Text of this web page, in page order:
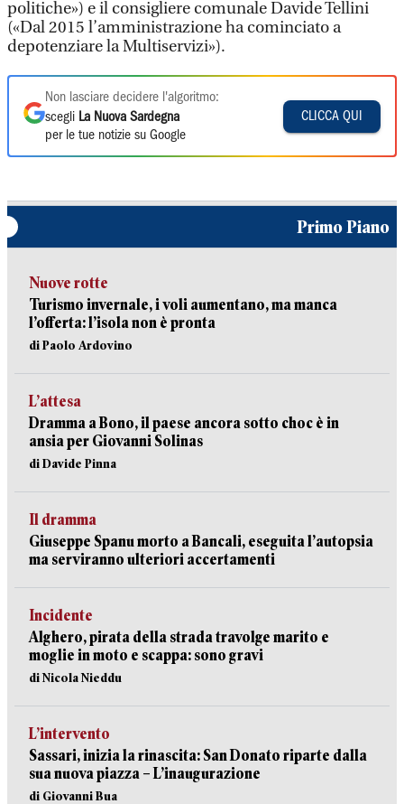
politiche») e il consigliere comunale Davide Tellini
(«Dal 2015 l’amministrazione ha cominciato a
depotenziare la Multiservizi»).
Non lasciare decidere l'algoritmo:
scegli La Nuova Sardegna
per le tue notizie su Google
CLICCA QUI
Primo Piano
Nuove rotte
Turismo invernale, i voli aumentano, ma manca
l’offerta: l’isola non è pronta
di Paolo Ardovino
L’attesa
Dramma a Bono, il paese ancora sotto choc è in
ansia per Giovanni Solinas
di Davide Pinna
Il dramma
Giuseppe Spanu morto a Bancali, eseguita l’autopsia
ma serviranno ulteriori accertamenti
Incidente
Alghero, pirata della strada travolge marito e
moglie in moto e scappa: sono gravi
di Nicola Nieddu
L’intervento
Sassari, inizia la rinascita: San Donato riparte dalla
sua nuova piazza – L’inaugurazione
di Giovanni Bua